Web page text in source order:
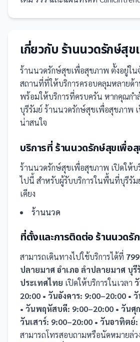
เกี่ยวกับร้านนวดรักษ์สุข
ร้านนวดรักษ์สุขเพื่อสุขภาพ ตั้งอยู่ใน
สถานที่ที่ให้บริการครอบคลุมหลายด้
พร้อมให้บริการที่ครบครัน หากคุณกำ
บุรีรัมย์ ร้านนวดรักษ์สุขเพื่อสุขภาพ
น่าสนใจ
บริการที่ ร้านนวดรักษ์สุขเพื่อ
ร้านนวดรักษ์สุขเพื่อสุขภาพ เปิดให้
ไปนี้ สำหรับผู้รับบริการในพื้นที่บุรีรัม
เคียง
ร้านนวด
ที่ตั้งและการติดต่อ ร้านนวดรั
สามารถเดินทางไปใช้บริการได้ที่
ปลายมาศ อำเภอ ลำปลายมาศ บุรี
ประเทศไทย เปิดให้บริการในเวลา
20:00 • วันอังคาร: 9:00–20:00 •
• วันพฤหัสบดี: 9:00–20:00 • วันศุ
วันเสาร์: 9:00–20:00 • วันอาทิตย์
สามารถโทรสอบถามหรือนัดหมายล่ว